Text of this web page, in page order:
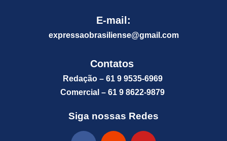
E-mail:
expressaobrasiliense@gmail.com
Contatos
Redação – 61 9 9535-6969
Comercial – 61 9 8622-9879
Siga nossas Redes